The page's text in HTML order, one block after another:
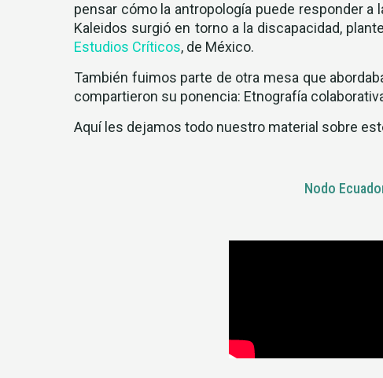
pensar cómo la antropología puede responder
Kaleidos surgió en torno a la discapacidad,
Estudios Críticos, de México.
También fuimos parte de otra mesa que
compartieron su ponencia: Etnografía
Aquí les dejamos todo nuestro material sobre
Nodo